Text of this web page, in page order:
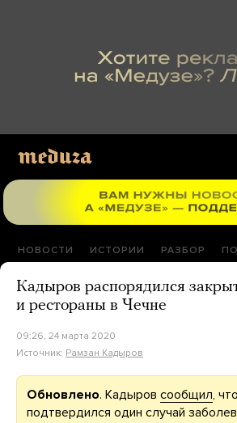
НОВОСТИ ИСТОРИИ РАЗБОР
Кадыров распорядился
и рестораны в Чечне
09:26, 24 марта 2020
Источник: Рамзан Кадыров
Обновлено. Кадыров сообщил,
подтвердился один случай